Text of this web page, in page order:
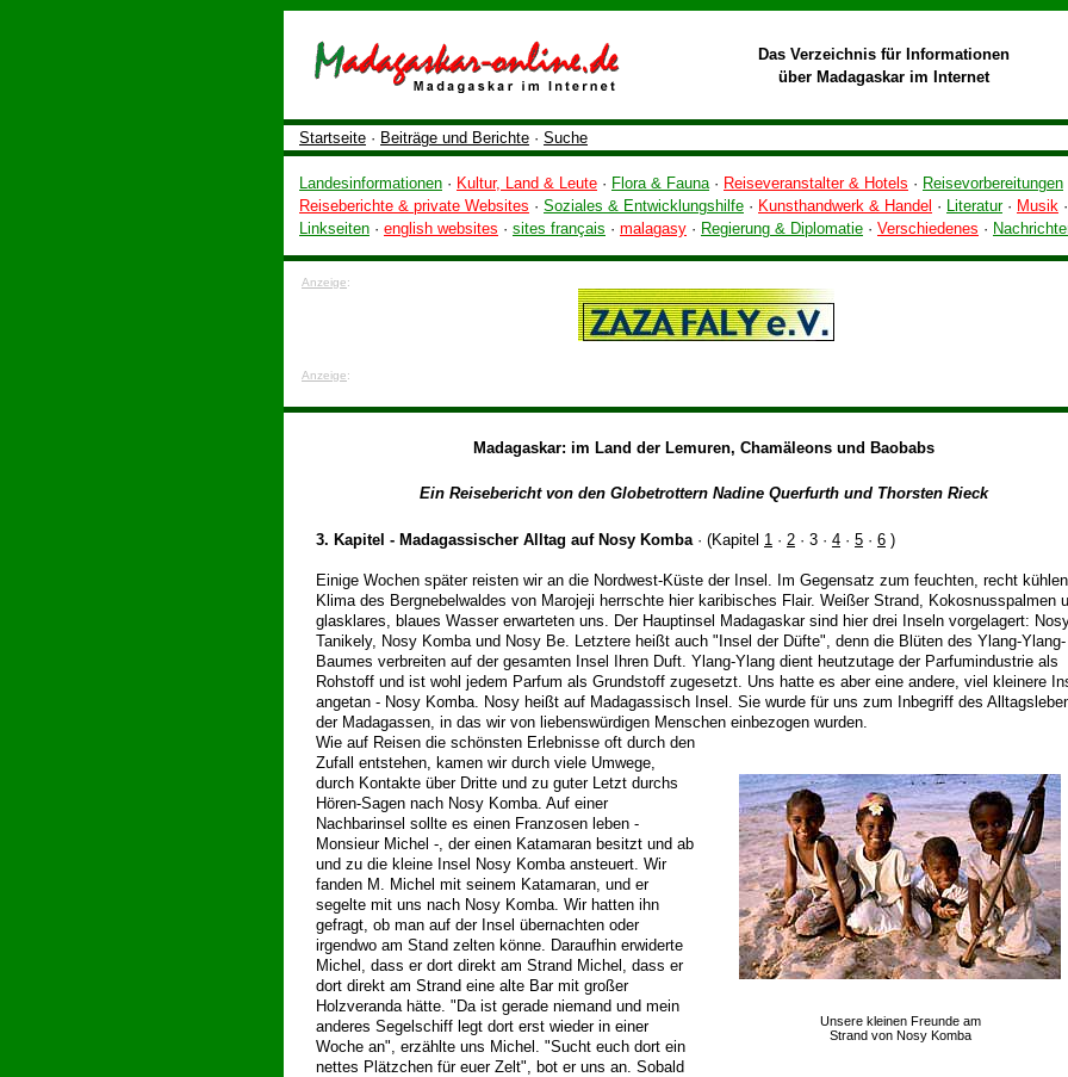
Das Verzeichnis für Informationen
über Madagaskar im Internet
Startseite · Beiträge und Berichte · Suche
Landesinformationen · Kultur, Land & Leute · Flora & Fauna· Reiseveranstalter & Hotels · Reisevorbereitungen
Reiseberichte & private Websites · Soziales & Entwicklungshilfe · Kunsthandwerk & Handel · Literatur· Musik ·
Linkseiten · english websites · sites français · malagasy · Regierung & Diplomatie · Verschiedenes ·
Anzeige:
Anzeige:
Madagaskar: im Land der Lemuren, Chamäleons und Baobabs
Ein Reisebericht von den Globetrottern Nadine Querfurth und Thorsten Rieck
3. Kapitel - Madagassischer Alltag auf Nosy Komba· (Kapitel 1 · 2 · 3 · 4 · 5 · 6 )
Einige Wochen später reisten wir an die Nordwest-Küste der Insel. Im Gegensatz zum feuchten, recht kühlen
Klima des Bergnebelwaldes von Marojeji herrschte hier karibisches Flair. Weißer Strand, Kokosnusspalmen
glasklares, blaues Wasser erwarteten uns. Der Hauptinsel Madagaskar sind hier drei Inseln vorgelagert:
Tanikely, Nosy Komba und Nosy Be. Letztere heißt auch "Insel der Düfte", denn die Blüten des Ylang-Ylang-
Baumes verbreiten auf der gesamten Insel Ihren Duft. Ylang-Ylang dient heutzutage der Parfumindustrie als
Rohstoff und ist wohl jedem Parfum als Grundstoff zugesetzt. Uns hatte es aber eine andere, viel kleinere
angetan - Nosy Komba. Nosy heißt auf Madagassisch Insel. Sie wurde für uns zum Inbegriff des
der Madagassen, in das wir von liebenswürdigen Menschen einbezogen wurden.
Wie auf Reisen die schönsten Erlebnisse oft durch den
Zufall entstehen, kamen wir durch viele Umwege,
durch Kontakte über Dritte und zu guter Letzt durchs
Hören-Sagen nach Nosy Komba. Auf einer
Nachbarinsel sollte es einen Franzosen leben -
Monsieur Michel -, der einen Katamaran besitzt und ab
und zu die kleine Insel Nosy Komba ansteuert. Wir
fanden M. Michel mit seinem Katamaran, und er
segelte mit uns nach Nosy Komba. Wir hatten ihn
gefragt, ob man auf der Insel übernachten oder
irgendwo am Stand zelten könne. Daraufhin erwiderte
Michel, dass er dort direkt am Strand Michel, dass er
dort direkt am Strand eine alte Bar mit großer
Holzveranda hätte. "Da ist gerade niemand und mein
anderes Segelschiff legt dort erst wieder in einer
Woche an", erzählte uns Michel. "Sucht euch dort ein
nettes Plätzchen für euer Zelt", bot er uns an. Sobald
Unsere kleinen Freunde am
Strand von Nosy Komba